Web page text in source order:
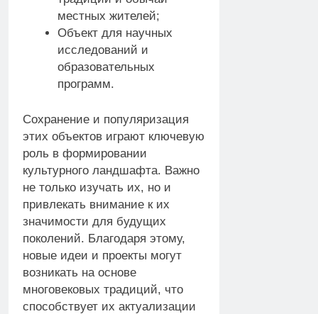
местных жителей;
Объект для научных
исследований и
образовательных
программ.
Сохранение и популяризация
этих объектов играют ключевую
роль в формировании
культурного ландшафта. Важно
не только изучать их, но и
привлекать внимание к их
значимости для будущих
поколений. Благодаря этому,
новые идеи и проекты могут
возникать на основе
многовековых традиций, что
способствует их актуализации